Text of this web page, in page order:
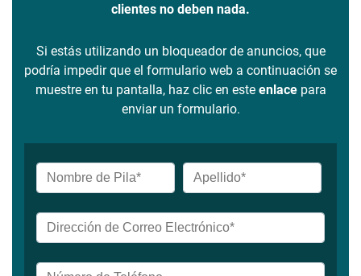
clientes no deben nada.
Si estás utilizando un bloqueador de anuncios, que
podría impedir que el formulario web a continuación se
muestre en tu pantalla, haz clic en este enlacepara
enviar un formulario.